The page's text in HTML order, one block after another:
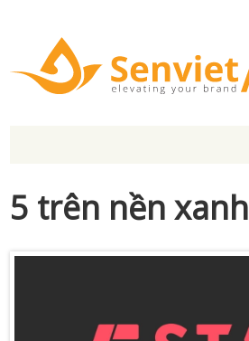
5 trên nền xanh